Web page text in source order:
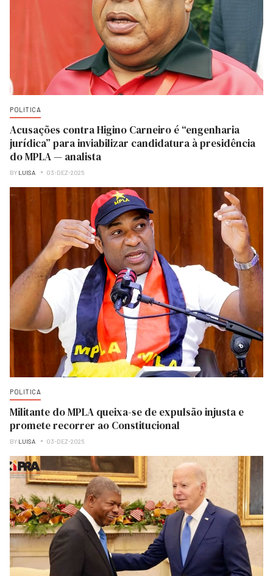
POLITICA
Acusações contra Higino Carneiro é “engenharia
jurídica” para inviabilizar candidatura à presidência
do MPLA — analista
BY LUISA 03-DEZ-2025
POLITICA
Militante do MPLA queixa-se de expulsão injusta e
promete recorrer ao Constitucional
BY LUISA 03-DEZ-2025